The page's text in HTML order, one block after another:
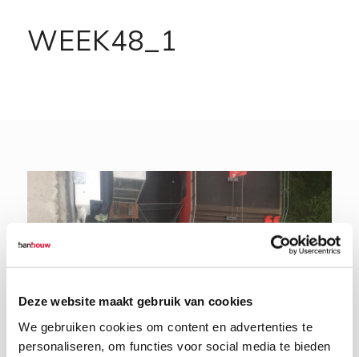
Deze website maakt gebruik van cookies
We gebruiken cookies om content en advertenties te
personaliseren, om functies voor social media te bieden
WEEK48_1